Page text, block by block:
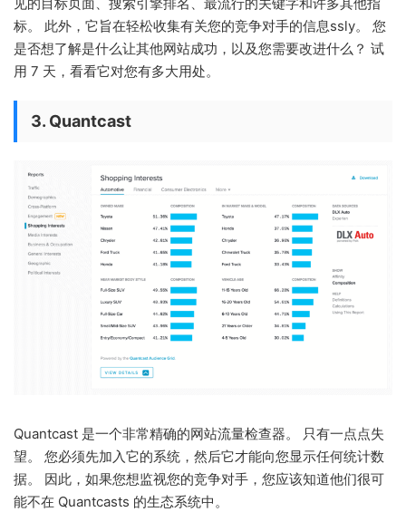
见的目标页面、搜索引擎排名、最流行的关键字和许多其他指
标。 此外，它旨在轻松收集有关您的竞争对手的信息ssly。 您
是否想了解是什么让其他网站成功，以及您需要改进什么？ 试
用 7 天，看看它对您有多大用处。
3. Quantcast
Quantcast 是一个非常精确的网站流量检查器。 只有一点点失
望。 您必须先加入它的系统，然后它才能向您显示任何统计数
据。 因此，如果您想监视您的竞争对手，您应该知道他们很可
能不在 Quantcasts 的生态系统中。